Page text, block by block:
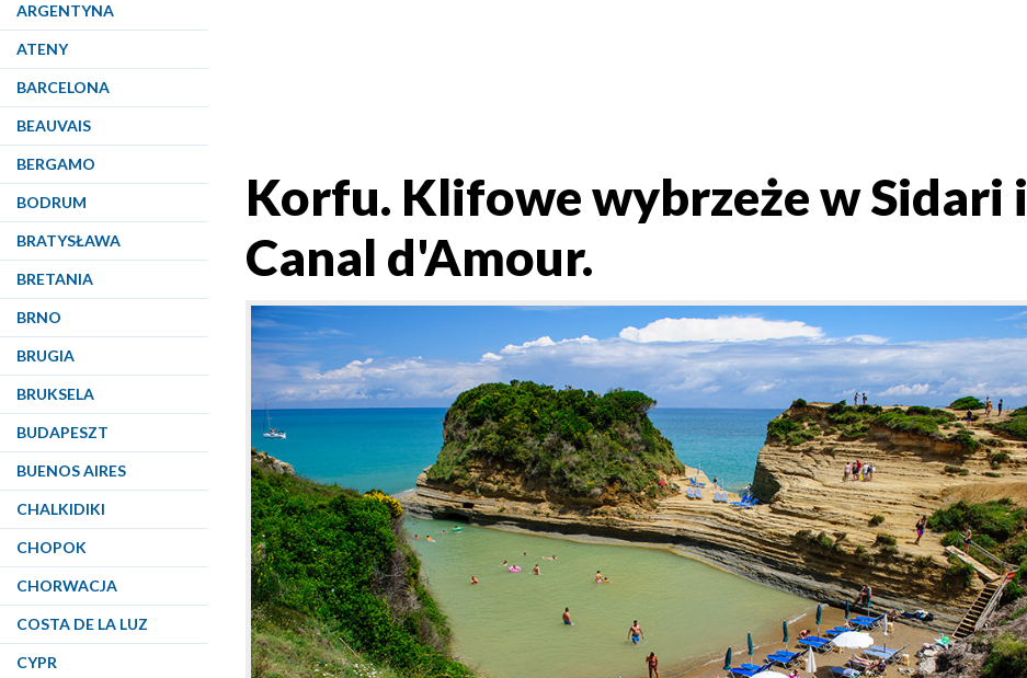
ARGENTYNA
ATENY
BARCELONA
BEAUVAIS
BERGAMO
BODRUM
BRATYSŁAWA
BRETANIA
BRNO
BRUGIA
BRUKSELA
BUDAPESZT
BUENOS AIRES
CHALKIDIKI
CHOPOK
CHORWACJA
COSTA DE LA LUZ
CYPR
Korfu. Klifowe wybrzeże w Sidari i
Canal d'Amour.